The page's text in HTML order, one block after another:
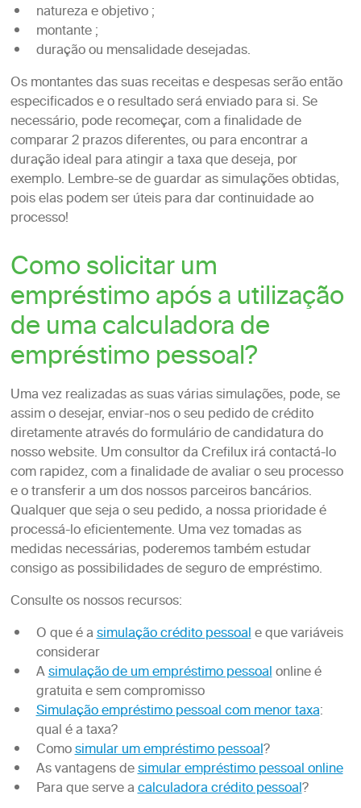
natureza e objetivo ;
montante ;
duração ou mensalidade desejadas.
Os montantes das suas receitas e despesas serão então
especificados e o resultado será enviado para si. Se
necessário, pode recomeçar, com a finalidade de
comparar 2 prazos diferentes, ou para encontrar a
duração ideal para atingir a taxa que deseja, por
exemplo. Lembre-se de guardar as simulações obtidas,
pois elas podem ser úteis para dar continuidade ao
processo!
Como solicitar um
empréstimo após a utilização
de uma calculadora de
empréstimo pessoal?
Uma vez realizadas as suas várias simulações, pode, se
assim o desejar, enviar-nos o seu pedido de crédito
diretamente através do formulário de candidatura do
nosso website. Um consultor da Crefilux irá contactá-lo
com rapidez, com a finalidade de avaliar o seu processo
e o transferir a um dos nossos parceiros bancários.
Qualquer que seja o seu pedido, a nossa prioridade é
processá-lo eficientemente. Uma vez tomadas as
medidas necessárias, poderemos também estudar
consigo as possibilidades de seguro de empréstimo.
Consulte os nossos recursos:
O que é asimulação crédito pessoale que variáveis
considerar
Asimulação de um empréstimo pessoalonline é
gratuita e sem compromisso
Simulação empréstimo pessoal com menor taxa:
qual é a taxa?
Comosimular um empréstimo pessoal?
As vantagens desimular empréstimo pessoal online
Para que serve acalculadora crédito pessoal?